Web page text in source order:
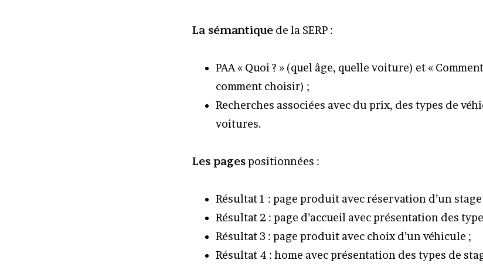
La sémantique de la SERP :
PAA « Quoi ? » (quel âge, quelle voiture) et «
comment choisir) ;
Recherches associées avec du prix, des types de
voitures.
Les pagespositionnées :
Résultat 1 : page produit avec réservation d’un stage
Résultat 2 : page d’accueil avec présentation des
Résultat 3 : page produit avec choix d’un véhicule ;
Résultat 4 : home avec présentation des types de